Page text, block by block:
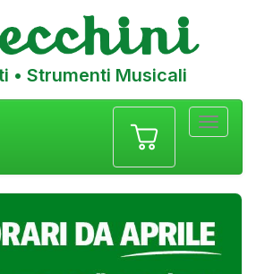
• Strumenti Musicali